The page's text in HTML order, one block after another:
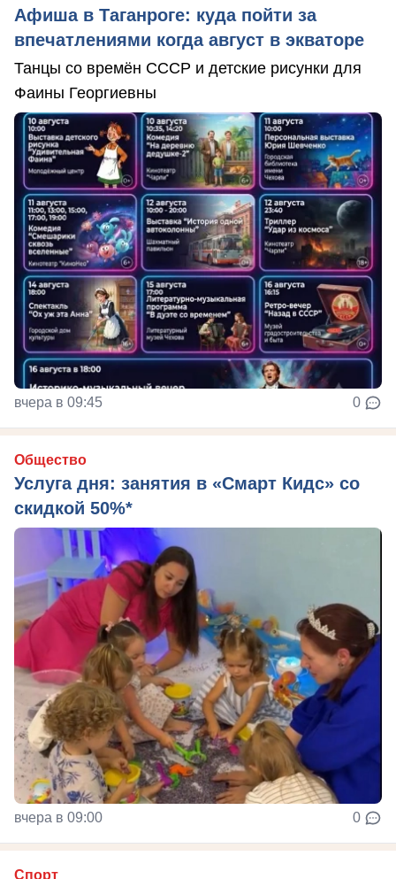
Афиша в Таганроге: куда пойти за
впечатлениями когда август в экваторе
Танцы со времён СССР и детские рисунки для
Фаины Георгиевны
вчера в 09:45 0
Общество
Услуга дня: занятия в «Смарт Кидс» со
скидкой 50%*
вчера в 09:00 0
Спорт